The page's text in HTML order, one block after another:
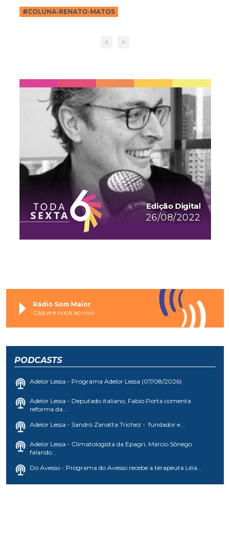
#COLUNA-RENATO-MATOS
« »
Edição Digital
26/08/2022
Rádio Som Maior
Clique e ouça ao vivo
PODCASTS
Adelor Lessa - Programa Adelor Lessa (07/08/2026)
Adelor Lessa - Deputado italiano, Fabio Porta comenta
reforma da...
Adelor Lessa - Sandro Zanatta Trichez - fundador e...
Adelor Lessa - Climatologista da Epagri, Márcio Sônego
falando...
Do Avesso - Programa do Avesso recebe a terapeuta Léia...